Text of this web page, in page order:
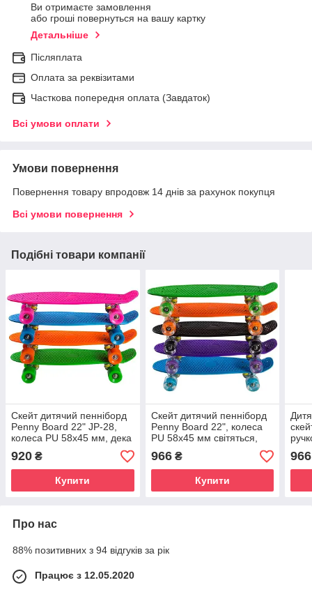
Ви отримаєте замовлення
або гроші повернуться на вашу картку
Детальніше
Післяплата
Оплата за реквізитами
Часткова попередня оплата (Завдаток)
Всі умови оплати
Умови повернення
Повернення товару впродовж 14 днів за рахунок покупця
Всі умови повернення
Подібні товари компанії
Скейт дитячий пенніборд
Penny Board 22" JP-28,
колеса PU 58х45 мм, дека
920 ₴
Купити
Скейт дитячий пенніборд
Penny Board 22", колеса
PU 58х45 мм світяться,
дека 55х14,5 см, 8 видів
966₴
Купити
966
Про нас
88% позитивних з 94 відгуків за рік
Працює з 12.05.2020